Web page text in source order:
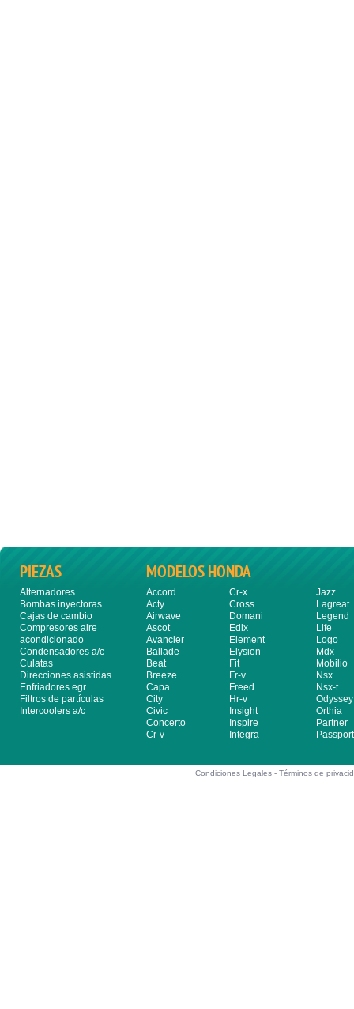
PIEZAS
Alternadores
Bombas inyectoras
Cajas de cambio
Compresores aire
acondicionado
Condensadores a/c
Culatas
Direcciones asistidas
Enfriadores egr
Filtros de partículas
Intercoolers a/c
MODELOS HONDA
Accord
Acty
Airwave
Ascot
Avancier
Ballade
Beat
Breeze
Capa
City
Civic
Concerto
Cr-v
Cr-x
Cross
Domani
Edix
Element
Elysion
Fit
Fr-v
Freed
Hr-v
Insight
Inspire
Integra
Jazz
Lagreat
Legend
Life
Logo
Mdx
Mobilio
Nsx
Nsx-t
Odyssey
Orthia
Partner
Passport
Condiciones Legales -Términos de